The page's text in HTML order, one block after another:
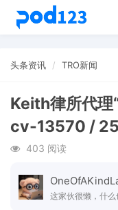
头条资讯 TRO新闻
Keith律所代理
cv-13570 /
403 阅读
这家伙很懒，什么